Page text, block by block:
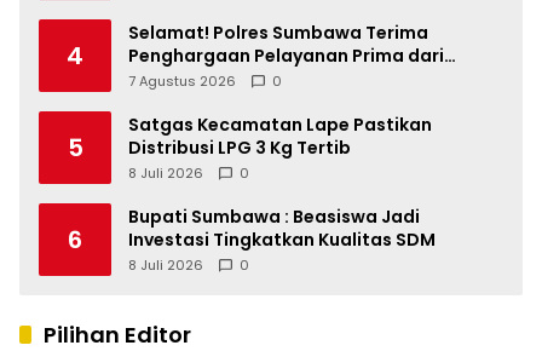
4
Selamat! Polres Sumbawa Terima
Penghargaan Pelayanan Prima dari
Kapolri
7 Agustus 2026 0
5
Satgas Kecamatan Lape Pastikan
Distribusi LPG 3 Kg Tertib
8 Juli 2026 0
6
Bupati Sumbawa : Beasiswa Jadi
Investasi Tingkatkan Kualitas SDM
8 Juli 2026 0
Pilihan Editor